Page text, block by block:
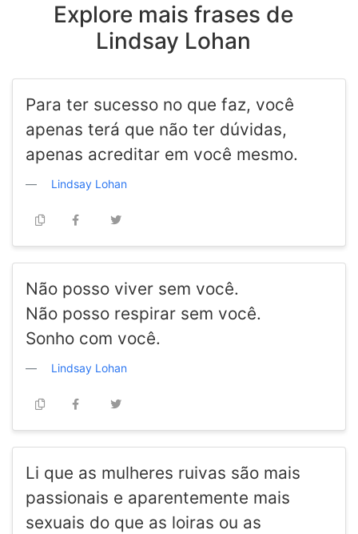
Explore mais frases de
Lindsay Lohan
Para ter sucesso no que faz, você
apenas terá que não ter dúvidas,
apenas acreditar em você mesmo.
Lindsay Lohan
Não posso viver sem você.
Não posso respirar sem você.
Sonho com você.
Lindsay Lohan
Li que as mulheres ruivas são mais
passionais e aparentemente mais
sexuais do que as loiras ou as